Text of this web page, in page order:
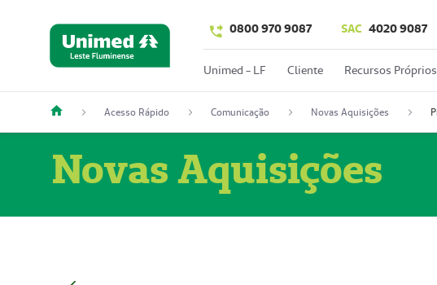
0800 970 9087 SAC 4020 9087
Unimed - LF Cliente Recursos Próprios
Acesso Rápido Comunicação Novas Aquisições
Novas Aquisições